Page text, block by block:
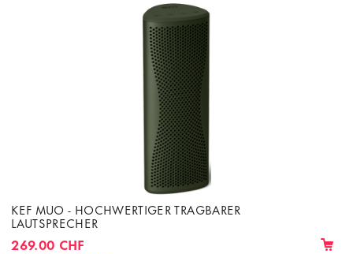
KEF MUO - HOCHWERTIGER TRAGBARER
LAUTSPRECHER
269.00 CHF